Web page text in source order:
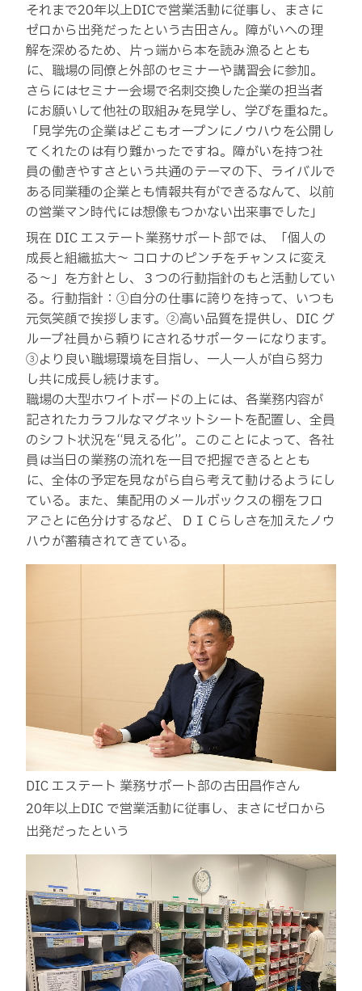
それまで20年以上DICで営業活動に従事し、まさに
ゼロから出発だったという古田さん。障がいへの理
解を深めるため、片っ端から本を読み漁るととも
に、職場の同僚と外部のセミナーや講習会に参加。
さらにはセミナー会場で名刺交換した企業の担当者
にお願いして他社の取組みを見学し、学びを重ねた。
「見学先の企業はどこもオープンにノウハウを公開し
てくれたのは有り難かったですね。障がいを持つ社
員の働きやすさという共通のテーマの下、ライバルで
ある同業種の企業とも情報共有ができるなんて、以前
の営業マン時代には想像もつかない出来事でした」
現在 DIC エステート業務サポート部では、「個人の
成長と組織拡大～ コロナのピンチをチャンスに変え
る～」を方針とし、３つの行動指針のもと活動してい
る。行動指針：①自分の仕事に誇りを持って、いつも
元気笑顔で挨拶します。②高い品質を提供し、DIC グ
ループ社員から頼りにされるサポーターになります。
③より良い職場環境を目指し、一人一人が自ら努力
し共に成長し続けます。
職場の大型ホワイトボードの上には、各業務内容が
記されたカラフルなマグネットシートを配置し、全員
のシフト状況を“見える化”。このことによって、各社
員は当日の業務の流れを一目で把握できるととも
に、全体の予定を見ながら自ら考えて動けるようにし
ている。また、集配用のメールボックスの棚をフロ
アごとに色分けするなど、ＤＩＣらしさを加えたノウ
ハウが蓄積されてきている。
DIC エステート 業務サポート部の古田昌作さん
20年以上DIC で営業活動に従事し、まさにゼロから
出発だったという